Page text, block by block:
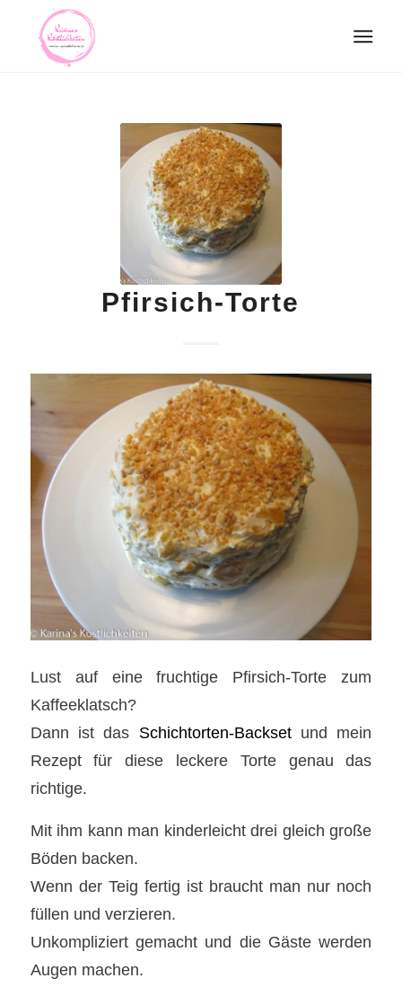
Pfirsich-Torte
Lust auf eine fruchtige Pfirsich-Torte zum
Kaffeeklatsch?
Dann ist das Schichtorten-Backsetund mein
Rezept für diese leckere Torte genau das
richtige.
Mit ihm kann man kinderleicht drei gleich große
Böden backen.
Wenn der Teig fertig ist braucht man nur noch
füllen und verzieren.
Unkompliziert gemacht und die Gäste werden
Augen machen.